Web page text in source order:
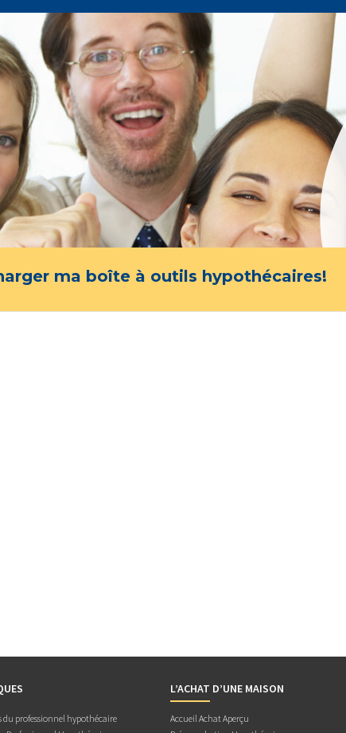
ma boîte à outils hypothécaires!
du professionnel hypothécaire
L’ACHAT D’UNE MAISON
Accueil Achat Aperçu